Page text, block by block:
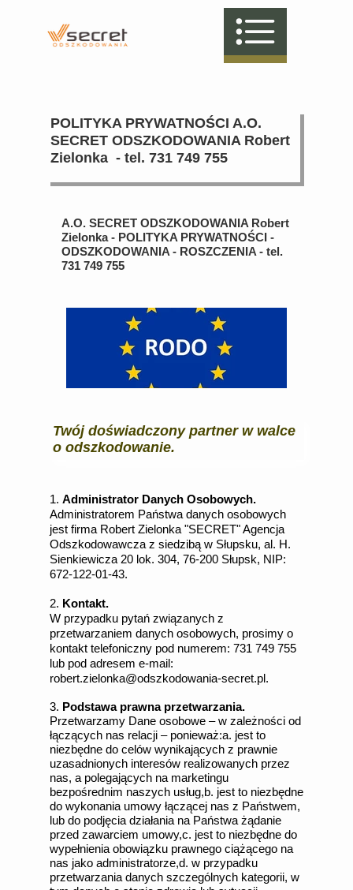
Twój doświadczony partner w walce
o odszkodowanie.
1. Administrator Danych Osobowych.
Administratorem Państwa danych osobowych
jest firma Robert Zielonka "SECRET" Agencja
Odszkodowawcza z siedzibą w Słupsku, al. H.
Sienkiewicza 20 lok. 304, 76-200 Słupsk, NIP:
672-122-01-43.
2. Kontakt.
W przypadku pytań związanych z
przetwarzaniem danych osobowych, prosimy o
kontakt telefoniczny pod numerem: 731 749 755
lub pod adresem e-mail:
robert.zielonka@odszkodowania-secret.pl.
3. Podstawa prawna przetwarzania.
Przetwarzamy Dane osobowe – w zależności od
łączących nas relacji – ponieważ:a. jest to
niezbędne do celów wynikających z prawnie
uzasadnionych interesów realizowanych przez
nas, a polegających na marketingu
bezpośrednim naszych usług,b. jest to niezbędne
do wykonania umowy łączącej nas z Państwem,
lub do podjęcia działania na Państwa żądanie
przed zawarciem umowy,c. jest to niezbędne do
wypełnienia obowiązku prawnego ciążącego na
nas jako administratorze,d. w przypadku
przetwarzania danych szczególnych kategorii, w
A.O. SECRET ODSZKODOWANIA Robert
Zielonka - POLITYKA PRYWATNOŚCI -
ODSZKODOWANIA - ROSZCZENIA - tel.
731 749 755
POLITYKA PRYWATNOŚCI A.O.
SECRET ODSZKODOWANIA Robert
Zielonka - tel. 731 749 755